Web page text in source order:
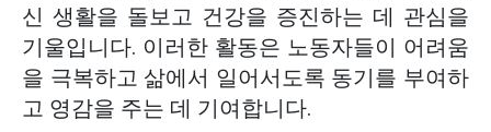
신 생활을 돌보고 건강을 증진하는 데 관심을
기울입니다. 이러한 활동은 노동자들이 어려움
을 극복하고 삶에서 일어서도록 동기를 부여하
고 영감을 주는 데 기여합니다.